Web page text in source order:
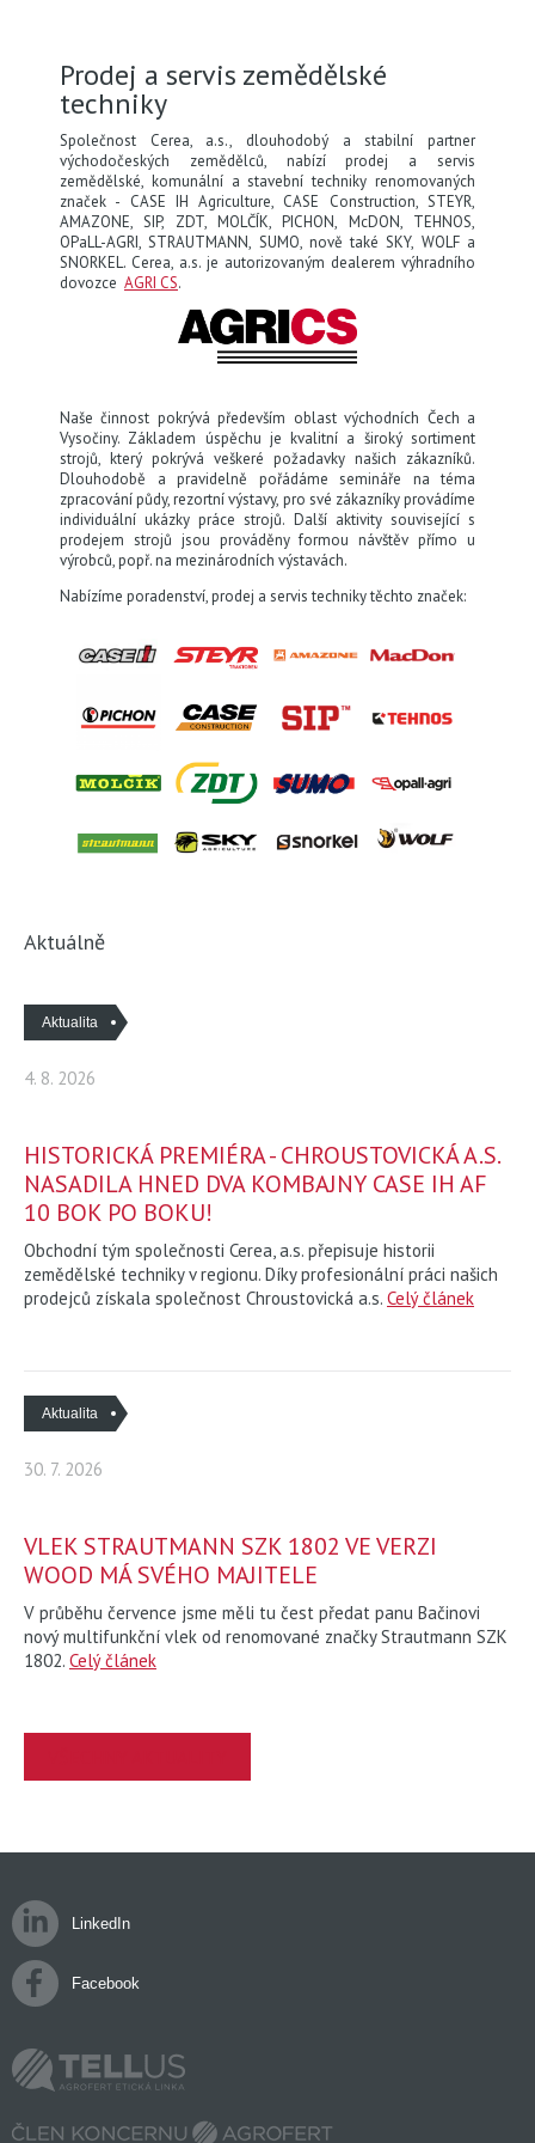
KARIÉRA
CEREA
Prodej a servis zemědělské
techniky
Společnost Cerea, a.s., dlouhodobý a stabilní partner
východočeských zemědělců, nabízí prodej a servis
zemědělské, komunální a stavební techniky renomovaných
značek - CASE IH Agriculture, CASE Construction, STEYR,
AMAZONE, SIP, ZDT, MOLČÍK, PICHON, McDON, TEHNOS,
OPaLL-AGRI, STRAUTMANN, SUMO, nově také SKY, WOLF a
SNORKEL. Cerea, a.s. je autorizovaným dealerem výhradního
dovozce AGRI CS.
Naše činnost pokrývá především oblast východních Čech a
Vysočiny. Základem úspěchu je kvalitní a široký sortiment
strojů, který pokrývá veškeré požadavky našich zákazníků.
Dlouhodobě a pravidelně pořádáme semináře na téma
zpracování půdy, rezortní výstavy, pro své zákazníky provádíme
individuální ukázky práce strojů. Další aktivity související s
prodejem strojů jsou prováděny formou návštěv přímo u
výrobců, popř. na mezinárodních výstavách.
Nabízíme poradenství, prodej a servis techniky těchto značek:
Aktuálně
Aktualita
4. 8. 2026
HISTORICKÁ PREMIÉRA - CHROUSTOVICKÁ A.S.
NASADILA HNED DVA KOMBAJNY CASE IH AF
10 BOK PO BOKU!
Obchodní tým společnosti Cerea, a.s. přepisuje historii
zemědělské techniky v regionu. Díky profesionální práci našich
prodejců získala společnost Chroustovická a.s. Celý článek
Aktualita
30. 7. 2026
VLEK STRAUTMANN SZK 1802 VE VERZI
WOOD MÁ SVÉHO MAJITELE
V průběhu července jsme měli tu čest předat panu Bačinovi
nový multifunkční vlek od renomované značky Strautmann SZK
1802. Celý článek
LinkedIn
Facebook